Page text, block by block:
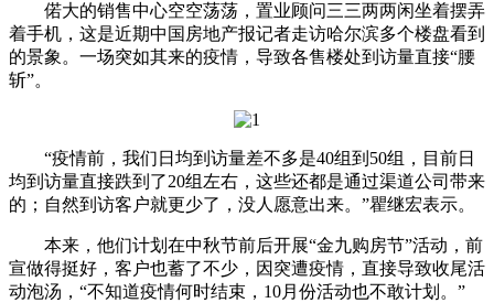
偌大的销售中心空空荡荡，置业顾问三三两两闲坐着摆弄
着手机，这是近期中国房地产报记者走访哈尔滨多个楼盘看到
的景象。一场突如其来的疫情，导致各售楼处到访量直接“腰
斩”。
“疫情前，我们日均到访量差不多是40组到50组，目前日
均到访量直接跌到了20组左右，这些还都是通过渠道公司带来
的；自然到访客户就更少了，没人愿意出来。”瞿继宏表示。
本来，他们计划在中秋节前后开展“金九购房节”活动，前
宣做得挺好，客户也蓄了不少，因突遭疫情，直接导致收尾活
动泡汤，“不知道疫情何时结束，10月份活动也不敢计划。”